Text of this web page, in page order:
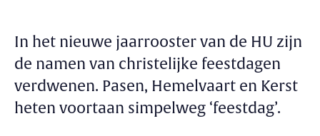
In het nieuwe jaarrooster van de HU zijn
de namen van christelijke feestdagen
verdwenen. Pasen, Hemelvaart en Kerst
heten voortaan simpelweg ‘feestdag’.